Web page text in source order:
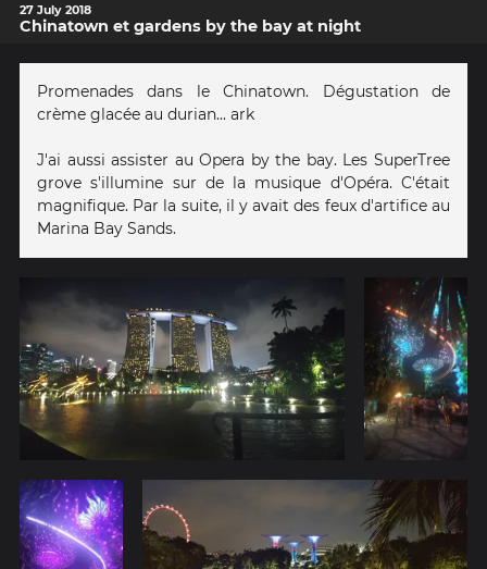
27 July 2018
Chinatown et gardens by the bay at night
Promenades dans le Chinatown. Dégustation de
crème glacée au durian... ark
J'ai aussi assister au Opera by the bay. Les SuperTree
grove s'illumine sur de la musique d'Opéra. C'était
magnifique. Par la suite, il y avait des feux d'artifice au
Marina Bay Sands.